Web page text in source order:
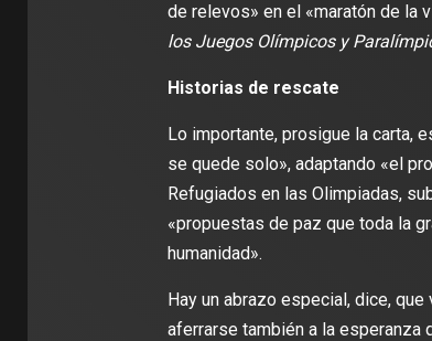
de relevos» en el «maratón de la
los Juegos Olímpicos y
Historias de rescate
Lo importante, prosigue la carta,
se quede solo», adaptando «el
Refugiados en las Olimpiadas,
«propuestas de paz que toda la
humanidad».
Hay un abrazo especial, dice,
aferrarse también a la